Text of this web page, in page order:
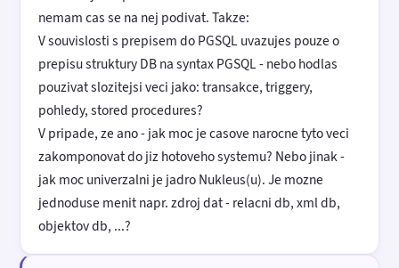
nemam cas se na nej podivat. Takze:
V souvislosti s prepisem do PGSQL uvazujes pouze o
prepisu struktury DB na syntax PGSQL - nebo hodlas
pouzivat slozitejsi veci jako: transakce, triggery,
pohledy, stored procedures?
V pripade, ze ano - jak moc je casove narocne tyto veci
zakomponovat do jiz hotoveho systemu? Nebo jinak -
jak moc univerzalni je jadro Nukleus(u). Je mozne
jednoduse menit napr. zdroj dat - relacni db, xml db,
objektov db, ...?